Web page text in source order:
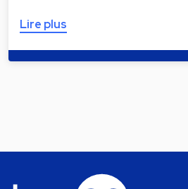
Lire plus